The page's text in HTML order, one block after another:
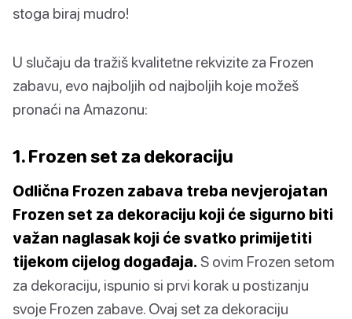
stoga biraj mudro!
U slučaju da tražiš kvalitetne rekvizite za Frozen
zabavu, evo najboljih od najboljih koje možeš
pronaći na Amazonu:
1. Frozen set za dekoraciju
Odlična Frozen zabava treba nevjerojatan
Frozen set za dekoraciju koji će sigurno biti
važan naglasak koji će svatko primijetiti
tijekom cijelog događaja. S ovim Frozen setom
za dekoraciju, ispunio si prvi korak u postizanju
svoje Frozen zabave. Ovaj set za dekoraciju